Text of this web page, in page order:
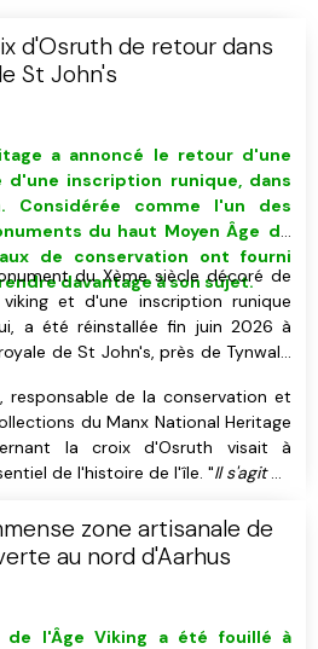
d'Osruth de retour dans
St John's
a annoncé le retour d'une
d'une inscription runique, dans
Considérée comme l'un des
du haut Moyen Âge de
de conservation ont fourni
davantage à son sujet.
du Xème siècle décoré de
et d'une inscription runique
a été réinstallée fin juin 2026 à
de St John's, près de Tynwald
responsable de la conservation et
du Manx National Heritage
la croix d'Osruth visait à
de l'histoire de l'île. "Il s'agit de
il déclaré.zone artisanale de
au nord d'Aarhus
l'Âge Viking a été fouillé à